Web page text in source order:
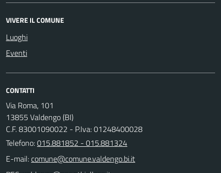
VIVERE IL COMUNE
Luoghi
Eventi
CONTATTI
Via Roma, 101
13855 Valdengo (BI)
C.F. 83001090022 - P.Iva: 01248400028
Telefono:015.881852 - 015.881324
E-mail: